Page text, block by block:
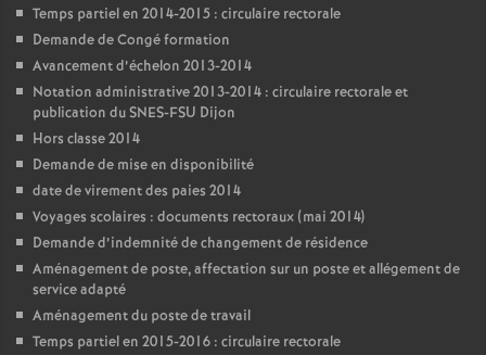
Temps partiel en 2014-2015 : circulaire rectorale
Demande de Congé formation
Avancement d’échelon 2013-2014
Notation administrative 2013-2014 : circulaire rectorale et
publication du SNES-FSU Dijon
Hors classe 2014
Demande de mise en disponibilité
date de virement des paies 2014
Voyages scolaires : documents rectoraux (mai 2014)
Demande d’indemnité de changement de résidence
Aménagement de poste, affectation sur un poste et allégement de
service adapté
Aménagement du poste de travail
Temps partiel en 2015-2016 : circulaire rectorale